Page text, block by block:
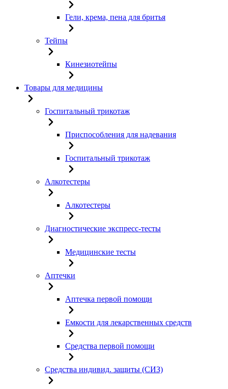
Гели, крема, пена для бритья
Тейпы
Кинезиотейпы
Товары для медицины
Госпитальный трикотаж
Приспособления для надевания
Госпитальный трикотаж
Алкотестеры
Алкотестеры
Диагностические экспресс-тесты
Медицинские тесты
Аптечки
Аптечка первой помощи
Емкости для лекарственных средств
Средства первой помощи
Средства индивид. защиты (СИЗ)